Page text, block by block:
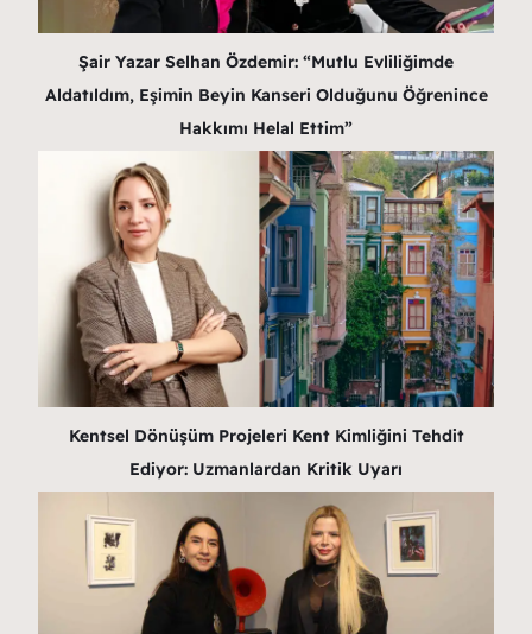
Şair Yazar Selhan Özdemir: “Mutlu Evliliğimde
Aldatıldım, Eşimin Beyin Kanseri Olduğunu Öğrenince
Hakkımı Helal Ettim”
Kentsel Dönüşüm Projeleri Kent Kimliğini Tehdit
Ediyor: Uzmanlardan Kritik Uyarı